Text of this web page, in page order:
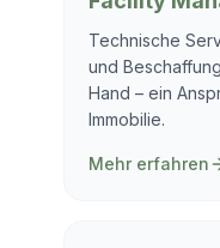
Technische
und
Hand – ein
Immobilie.
Mehr erfahren